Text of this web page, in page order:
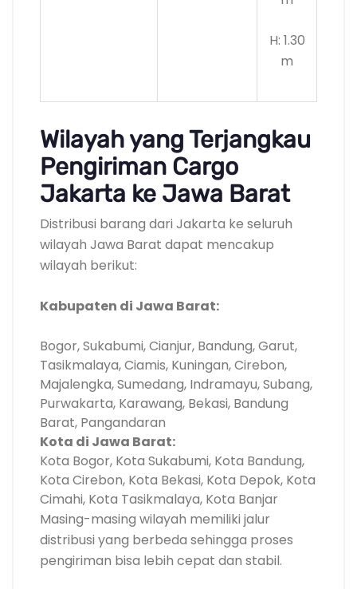
H: 1.30
m
Wilayah yang Terjangkau
Pengiriman Cargo
Jakarta ke Jawa Barat
Distribusi barang dari Jakarta ke seluruh
wilayah Jawa Barat dapat mencakup
wilayah berikut:
Kabupaten di Jawa Barat:
Bogor, Sukabumi, Cianjur, Bandung, Garut,
Tasikmalaya, Ciamis, Kuningan, Cirebon,
Majalengka, Sumedang, Indramayu, Subang,
Purwakarta, Karawang, Bekasi, Bandung
Barat, Pangandaran
Kota di Jawa Barat:
Kota Bogor, Kota Sukabumi, Kota Bandung,
Kota Cirebon, Kota Bekasi, Kota Depok, Kota
Cimahi, Kota Tasikmalaya, Kota Banjar
Masing-masing wilayah memiliki jalur
distribusi yang berbeda sehingga proses
pengiriman bisa lebih cepat dan stabil.